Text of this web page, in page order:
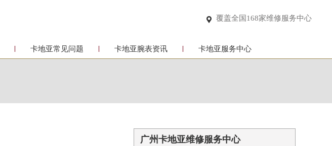
 覆盖全国168家维修服务中心
卡地亚常见问题 卡地亚腕表资讯 卡地亚服务中心
广州卡地亚维修服务中心